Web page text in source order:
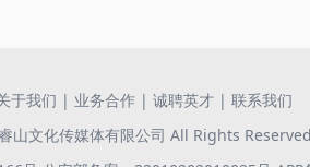
于我们 | 业务合作 | 诚聘英才 | 联系我们
文化传媒体有限公司 All Rights Reserved